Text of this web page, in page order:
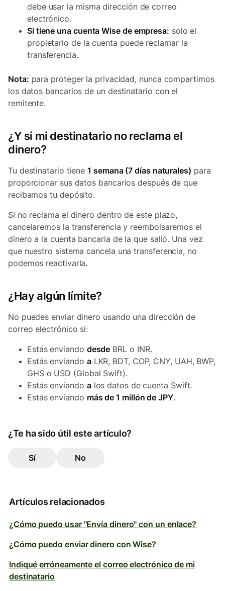
debe usar la misma dirección de correo
electrónico.
Si tiene una cuenta Wise de empresa: solo el
propietario de la cuenta puede reclamar la
transferencia.
Nota: para proteger la privacidad, nunca compartimos
los datos bancarios de un destinatario con el
remitente.
¿Y si mi destinatario no reclama el
dinero?
Tu destinatario tiene1 semana (7 días naturales) para
proporcionar sus datos bancarios después de que
recibamos tu depósito.
Si no reclama el dinero dentro de este plazo,
cancelaremos la transferencia y reembolsaremos el
dinero a la cuenta bancaria de la que salió. Una vez
que nuestro sistema cancela una transferencia, no
podemos reactivarla.
¿Hay algún límite?
No puedes enviar dinero usando una dirección de
correo electrónico si:
Estás enviando desde BRL o INR.
Estás enviando aLKR, BDT, COP, CNY, UAH, BWP,
GHS o USD (Global Swift).
Estás enviando alos datos de cuenta Swift.
Estás enviando más de 1 millón de JPY.
¿Te ha sido útil este artículo?
Sí No
Artículos relacionados
¿Cómo puedo usar "Envía dinero" con un enlace?
¿Cómo puedo enviar dinero con Wise?
Indiqué erróneamente el correo electrónico de mi
destinatario